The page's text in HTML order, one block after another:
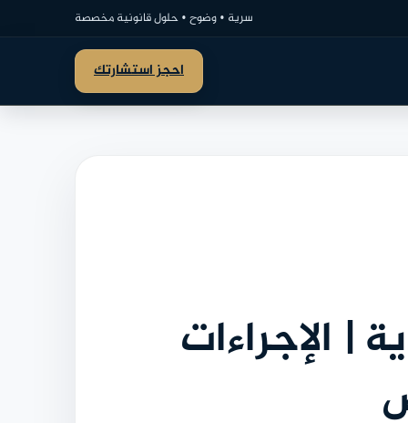
سرية • وضوح • حلول قانونية مخصصة
احجز استشارتك
الإجراءات